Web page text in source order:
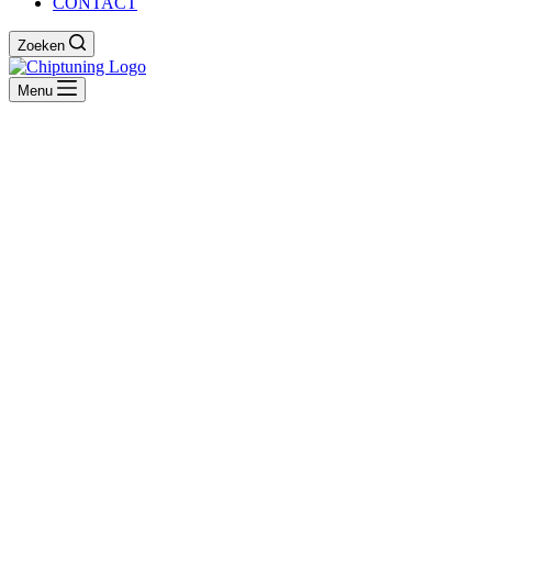
Zoeken
Menu